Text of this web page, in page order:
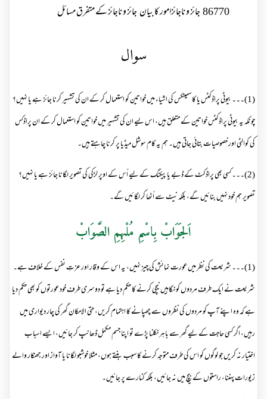
86770جائز و ناجائزامور کا بیان جائز و ناجائز کے متفرق مسائل
سوال
(1)۔۔۔ بیوٹی پراڈکٹس یا کاسمیٹکس کی اشیاء میں خواتین کو استعمال کر کے ان کی تشہیر کرنا جائز ہے یا نہیں؟
چونکہ یہ بیوٹی پراڈکٹس خواتین کے متعلق ہیں، اس لیے ان کی تشہیر میں خواتین کو استعمال کر کے ان پراڈکس
کی کوالٹی اور خصوصیات بتائی جاتی ہیں۔ ہم یہ کام سوشل میڈیا پر کرنا چاہتے ہیں۔
(2)۔۔۔ کسی بھی پراڈکٹ کے ڈبے یا پیکنگ کے لیے اُس کے اوپر لڑکی کی تصویر لگانا جائز ہے یا نہیں؟
تصویر ہم خود نہیں بنائیں گے، بلکہ نیٹ سے اُٹھا کر لگائیں گے۔
اَلجَوَابْ بِاسْمِ مُلْہِمِ الصَّوَابْ
(1)۔۔۔ شریعت کی نظر میں عورت نمائش کی چیز نہیں، یہ اس کے وقار اور عزتِ نفس کے خلاف ہے۔
شریعت نے ایک طرف مردوں کو نگاہیں نیچی کرنے کا حکم دیا ہے تو دوسری طرف خود عورتوں کو بھی حکم دیا
ہے کہ وہ اپنے آپ کو مردوں کی نظروں سے چھپانے کا اہتمام کریں، حتی الامکان گھر کی چار دیواری میں
رہیں، اگر کسی حاجت کے لیے گھر سے باہر نکلنا پڑے تو اپنا جسم مکمل ڈھانپ کر جائیں، ایسے اسباب
اختیار نہ کریں جو لوگوں کو اس کی طرف متوجہ کرنے کا سبب بنتے ہوں، مثلا خوشبو لگانا یا آواز اور جھنکار والے
زیورات پہننا، راستوں کے بیچ میں نہ جائیں، بلکہ کنارے پر جائیں۔